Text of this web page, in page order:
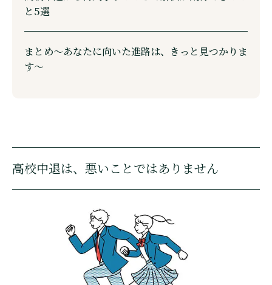
と5選
まとめ〜あなたに向いた進路は、きっと見つかりま
す〜
高校中退は、悪いことではありません